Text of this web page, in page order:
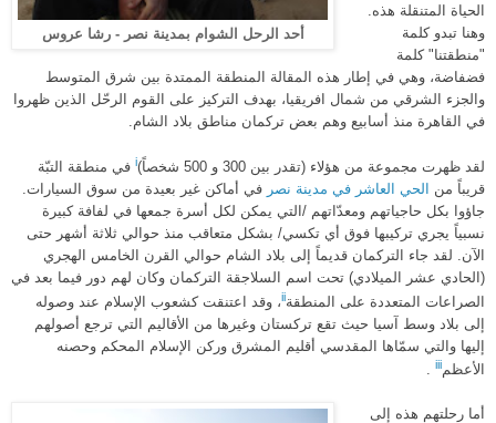
أحد الرحل الشوام بمدينة نصر - رشا عروس
الحياة المتنقلة هذه
وهنا تبدو كلمة
"منطقتنا"كلمة
فضفاضة، وهي في إطار هذه المقالة المنطقة الممتدة بين شرق المتوسط
والجزء الشرقي من شمال افريقيا، بهدف التركيز على القوم الرحّل الذين ظهروا
في القاهرة منذ أسابيع وهم بعض تركمان مناطق بلاد الشام
لقد ظهرت مجموعة من هؤلاء (تقدر بين 300 و 500 شخصاً)
i في منطقة التبّة
قريباً من
الحي العاشر في مدينة نصر في أماكن غير بعيدة من سوق السيارات.
جاؤوا بكل حاجياتهم ومعدّاتهم / التي يمكن لكل أسرة جمعها في لفافة كبيرة
نسبياً يجري تركيبها فوق أي تكسي/ بشكل متعاقب منذ حوالي ثلاثة أشهر حتى
الآن. لقد جاء التركمان قديماً إلى بلاد الشام حوالي القرن الخامس الهجري
( الحادي عشر الميلادي) تحت اسم السلاجقة التركمان وكان لهم دور فيما بعد في
الصراعات المتعددة على المنطقةii، وقد اعتنقت كشعوب الإسلام عند وصوله
إلى بلاد وسط آسيا حيث تقع تركستان وغيرها من الأقاليم التي ترجع أصولهم
إليها والتي سمّاها المقدسي أقليم المشرق وركن الإسلام المحكم وحصنه
الأعظمiii
أما رحلتهم هذه إلى